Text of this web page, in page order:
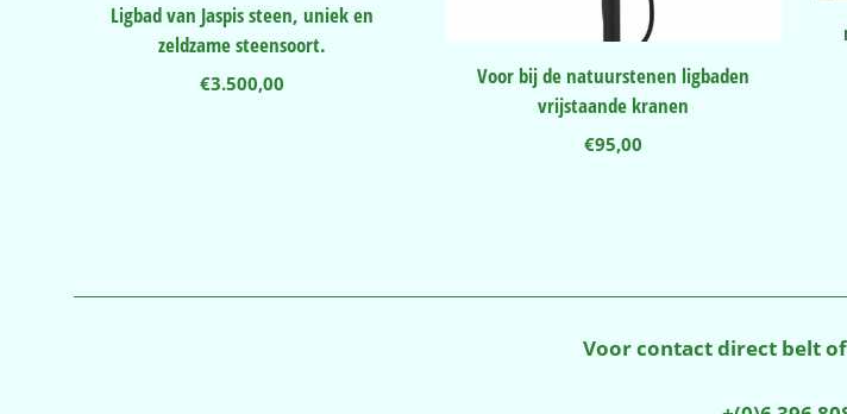
Ligbad van Jaspis steen, uniek en
zeldzame steensoort.
€3.500,00
Voor bij de natuurstenen ligbaden
vrijstaande kranen
€95,00
Voor contact direct belt